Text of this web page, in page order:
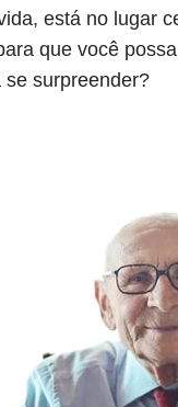
está no lugar
que você
surpreender?